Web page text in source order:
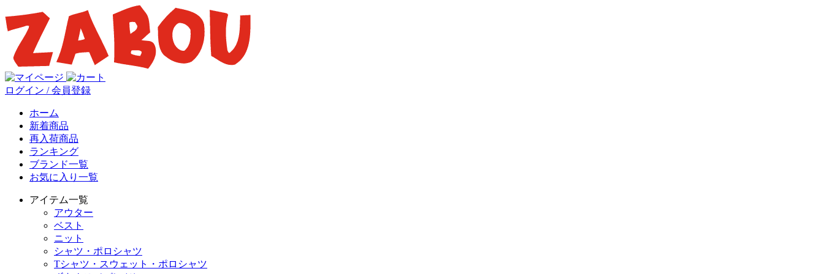
ログイン / 会員登録
ホーム
新着商品
再入荷商品
ランキング
ブランド一覧
お気に入り一覧
アイテム一覧
アウター
ベスト
ニット
シャツ・ポロシャツ
Tシャツ・スウェット・ポロシャツ